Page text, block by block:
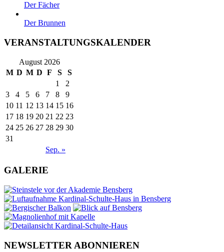
Der Fächer
Der Brunnen
VERANSTALTUNGSKALENDER
August 2026
M D M D F S S
Sep. »
1
2
3
4 5 6 7 8
9
10 11 12 13 14 15 16
17 18 19 20 21 22 23
24 25 26 27 28 29 30
31
GALERIE
NEWSLETTER ABONNIEREN